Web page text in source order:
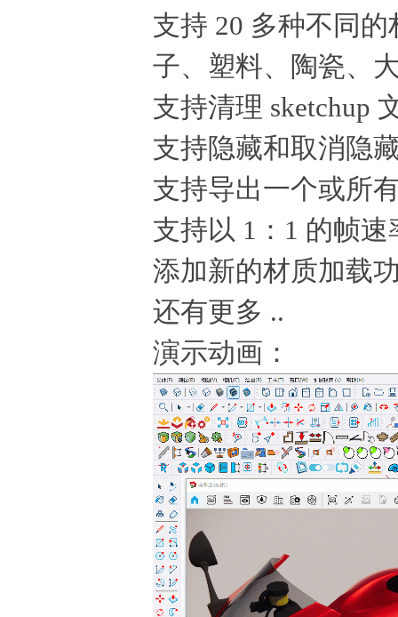
支持 20 多种不同
子、塑料、陶瓷、
支持清理 sketchup
支持隐藏和取消隐
支持导出一个或所
支持以 1：1 的帧
添加新的材质加载
还有更多 ..
演示动画：